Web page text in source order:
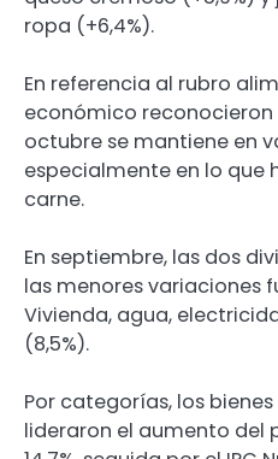
ropa (+6,4%).
En referencia al rubro
económico reconocieron
octubre se mantiene en
especialmente en lo que
carne.
En septiembre, las dos
las menores variaciones
Vivienda, agua,
(8,5%).
Por categorías, los
lideraron el aumento del